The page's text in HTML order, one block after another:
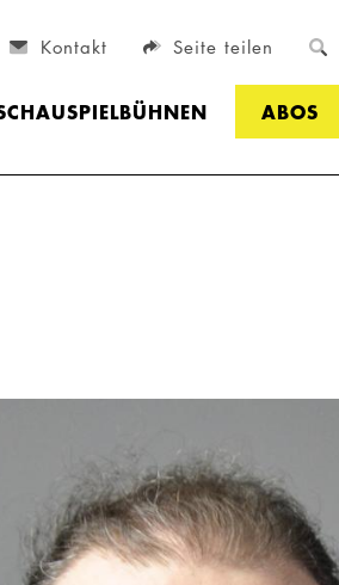
Kontakt Seite teilen
ABOS